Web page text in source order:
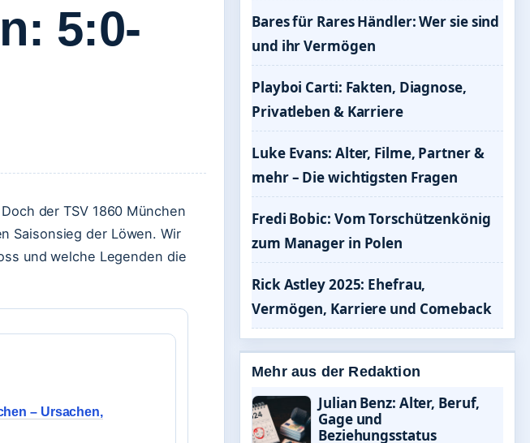
5:0-
der TSV 1860 München
Saisonsieg der Löwen. Wir
und welche Legenden die
– Ursachen,
Bares für Rares Händler: Wer sie sind
und ihr Vermögen
Playboi Carti: Fakten, Diagnose,
Privatleben & Karriere
Luke Evans: Alter, Filme, Partner &
mehr – Die wichtigsten Fragen
Fredi Bobic: Vom Torschützenkönig
zum Manager in Polen
Rick Astley 2025: Ehefrau,
Vermögen, Karriere und Comeback
Mehr aus der Redaktion
Julian Benz: Alter, Beruf,
Gage und
Beziehungsstatus